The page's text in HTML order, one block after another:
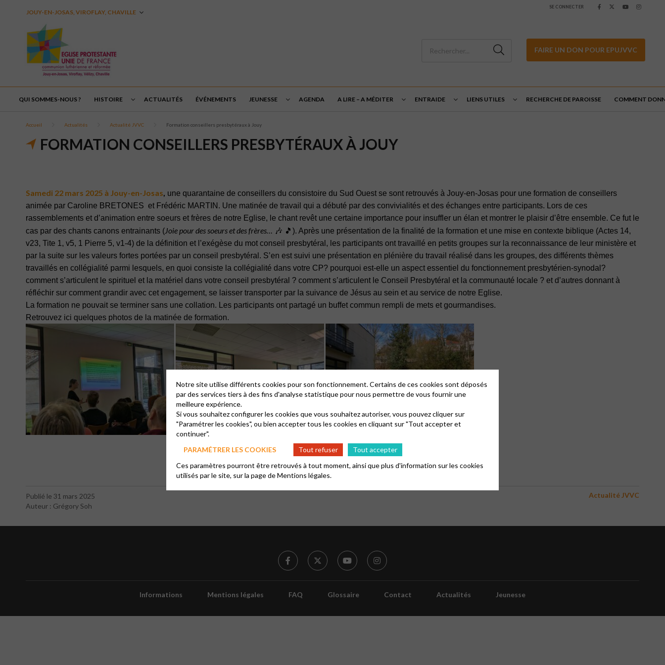
JOUY-EN-JOSAS, VIROFLAY, CHAVILLE
SE CONNECTER
FAIRE UN DON POUR EPUJVVC
QUI SOMMES-NOUS ? HISTOIRE ACTUALITÉS ÉVÉNEMENTS JEUNESSE AGENDA A LIRE – A MÉDITER ENTRAIDE LIENS UTILES RECHERCHE DE PAROISSE COMMENT
Accueil Actualités Actualité JVVC Formation conseillers presbytéraux à Jouy
FORMATION CONSEILLERS PRESBYTÉRAUX À JOUY
Samedi 22 mars 2025 à Jouy-en-Josas, une quarantaine de conseillers du consistoire du Sud Ouest se sont retrouvés à Jouy-en-Josas pour une formation de conseillers
animée par Caroline BRETONES et Frédéric MARTIN. Une matinée de travail qui a débuté par des convivialités et des échanges entre participants. Lors de ces
rassemblements et d’animation entre soeurs et frères de notre Eglise, le chant revêt une certaine importance pour insuffler un élan et montrer le plaisir d’être ensemble. Ce fut le
cas par des chants canons entrainants (Joie pour des soeurs et des frères… 🎶 🎵). Après une présentation de la finalité de la formation et une mise en contexte biblique (Actes 14,
v23, Tite 1, v5, 1 Pierre 5, v1-4) de la définition et l’exégèse du mot conseil presbytéral, les participants ont travaillé en petits groupes sur la reconnaissance de leur ministère et
par la suite sur les valeurs fortes portées par un conseil presbytéral. S’en est suivi une présentation en plénière du travail réalisé dans les groupes, des différents thèmes
travaillés en collégialité parmi lesquels, en quoi consiste la collégialité dans votre CP? pourquoi est-elle un aspect essentiel du fonctionnement presbytérien-synodal?
comment s’articulent le spirituel et la matériel dans votre conseil presbytéral ? comment s’articulent le Conseil Presbytéral et la communauté locale ? et d’autres donnant à
réfléchir sur comment grandir avec cet engagement, se laisser transporter par la suivance de Jésus au sein et au service de notre Eglise.
La formation ne pouvait se terminer sans une collation. Les participants ont partagé un buffet commun rempli de mets et gourmandises.
Retrouvez ici quelques photos de la matinée de formation.
Publié le 31 mars 2025
Auteur : Grégory Soh
Actualité JVVC
Informations Mentions légales FAQ Glossaire Contact Actualités Jeunesse
Notre site utilise différents cookies pour son fonctionnement. Certains de ces cookies sont déposés
par des services tiers à des fins d'analyse statistique pour nous permettre de vous fournir une
meilleure expérience.
Si vous souhaitez configurer les cookies que vous souhaitez autoriser, vous pouvez cliquer sur
"Paramétrer les cookies", ou bien accepter tous les cookies en cliquant sur "Tout accepter et
continuer".
PARAMÉTRER LES COOKIES
Tout refuser
Tout accepter
Ces paramètres pourront être retrouvés à tout moment, ainsi que plus d'information sur les cookies
utilisés par le site, sur la page deMentions légales.